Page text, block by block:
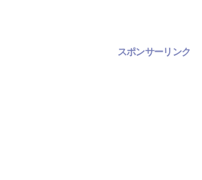
スポンサーリンク